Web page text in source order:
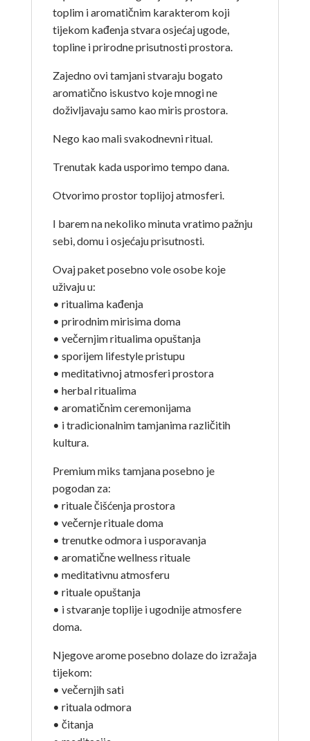
toplim i aromatičnim karakterom koji
tijekom kađenja stvara osjećaj ugode,
topline i prirodne prisutnosti prostora.
Zajedno ovi tamjani stvaraju bogato
aromatično iskustvo koje mnogi ne
doživljavaju samo kao miris prostora.
Nego kao mali svakodnevni ritual.
Trenutak kada usporimo tempo dana.
Otvorimo prostor toplijoj atmosferi.
I barem na nekoliko minuta vratimo pažnju
sebi, domu i osjećaju prisutnosti.
Ovaj paket posebno vole osobe koje
uživaju u:
• ritualima kađenja
• prirodnim mirisima doma
• večernjim ritualima opuštanja
• sporijem lifestyle pristupu
• meditativnoj atmosferi prostora
• herbal ritualima
• aromatičnim ceremonijama
• i tradicionalnim tamjanima različitih
kultura.
Premium miks tamjana posebno je
pogodan za:
• rituale čišćenja prostora
• večernje rituale doma
• trenutke odmora i usporavanja
• aromatične wellness rituale
• meditativnu atmosferu
• rituale opuštanja
• i stvaranje toplije i ugodnije atmosfere
doma.
Njegove arome posebno dolaze do izražaja
tijekom:
• večernjih sati
• rituala odmora
• čitanja